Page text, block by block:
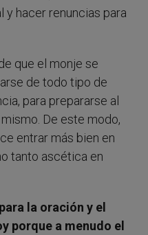
y hacer renuncias para
que el monje se
de todo tipo de
para prepararse al
De este modo,
entrar más bien en
tanto ascética en
la oración y el
porque a menudo el